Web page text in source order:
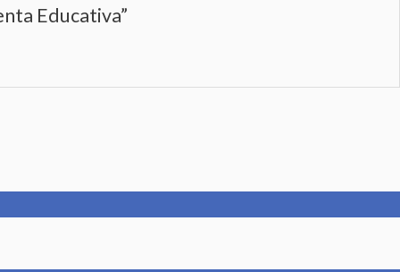
Educativa”